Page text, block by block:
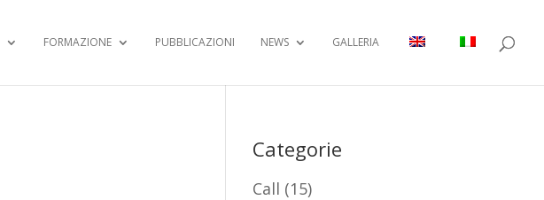
FORMAZIONE PUBBLICAZIONI NEWS GALLERIA
Categorie
Call (15)